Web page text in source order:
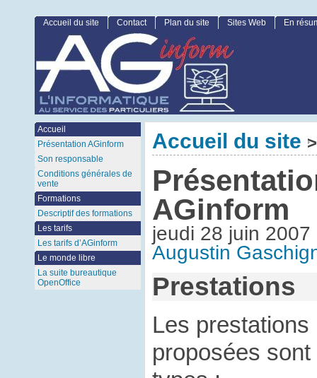
Accueil du site >
AGinform
jeudi 28 juin 2007
Augustin
Prestations
Les prestations
proposées
Accueil du site Contact Plan du site Sites Web En
Accueil
Présentation AGinform
Son responsable
Conditions générales de
vente
Formations
Descriptif des formations
Les tarifs
Les tarifs d’AGinform
Le monde libre
La suite bureautique
OpenOffice